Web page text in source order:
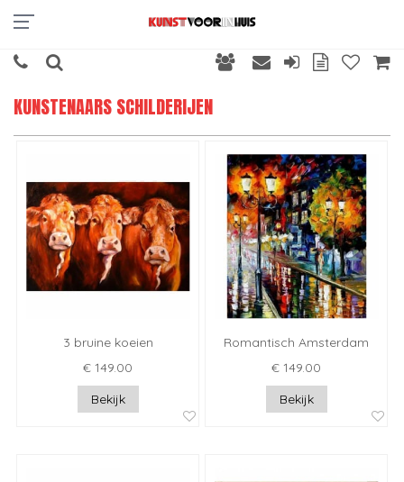
KUNSTENAARS SCHILDERIJEN
3 bruine koeien
€ 149.00
Bekijk
Romantisch Amsterdam
€ 149.00
Bekijk